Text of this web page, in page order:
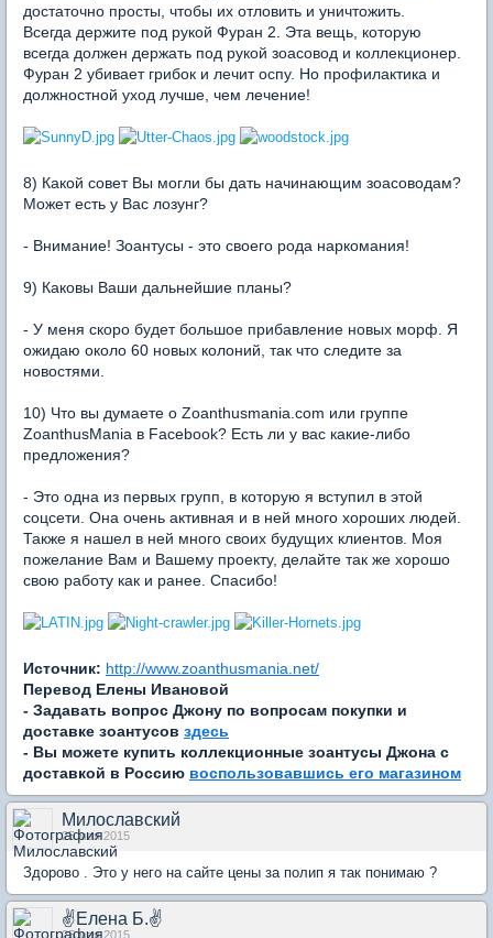
достаточно просты, чтобы их отловить и уничтожить.
Всегда держите под рукой Фуран 2. Эта вещь, которую
всегда должен держать под рукой зоасовод и коллекционер.
Фуран 2 убивает грибок и лечит оспу. Но профилактика и
должностной уход лучше, чем лечение!
8) Какой совет Вы могли бы дать начинающим зоасоводам?
Может есть у Вас лозунг?
- Внимание! Зоантусы - это своего рода наркомания!
9) Каковы Ваши дальнейшие планы?
- У меня скоро будет большое прибавление новых морф. Я
ожидаю около 60 новых колоний, так что следите за
новостями.
10) Что вы думаете о Zoanthusmania.com или группе
ZoanthusMania в Facebook? Есть ли у вас какие-либо
предложения?
- Это одна из первых групп, в которую я вступил в этой
соцсети. Она очень активная и в ней много хороших людей.
Также я нашел в ней много своих будущих клиентов. Моя
пожелание Вам и Вашему проекту, делайте так же хорошо
свою работу как и ранее. Спасибо!
Источник: http://www.zoanthusmania.net/
Перевод Елены Ивановой
- Задавать вопрос Джону по вопросам покупки и
доставке зоантусов здесь
- Вы можете купить коллекционные зоантусы Джона с
доставкой в Россию воспользовавшись его магазином
Милославский
25 мая 2015
Здорово . Это у него на сайте цены за полип я так понимаю ?
✌Елена Б.✌
25 мая 2015